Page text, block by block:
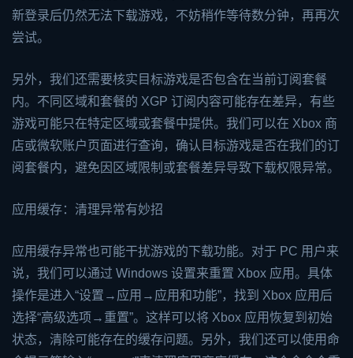
新登录后仍然无法下载游戏，不妨稍作等待数分钟，再再次
尝试。
另外，我们还需要核实目标游戏是否包含在当前订阅套餐
内。不同区域和套餐的 XGP 订阅内容可能存在差异，有些
游戏可能只在特定区域或套餐中提供。我们可以在 Xbox 商
店或微软账户页面进行查询，确认目标游戏是否在我们的订
阅套餐内，避免因区域限制或套餐差异导致下载权限异常。
应用缓存：清理异常有妙招
应用缓存异常也可能干扰游戏的下载功能。对于 PC 用户来
说，我们可以通过 Windows 设置来重置 Xbox 应用。具体
操作是进入“设置→应用→应用和功能”，找到 Xbox 应用后
选择“高级选项→重置”。这样可以将 Xbox 应用恢复到初始
状态，清除可能存在的缓存问题。另外，我们还可以使用命